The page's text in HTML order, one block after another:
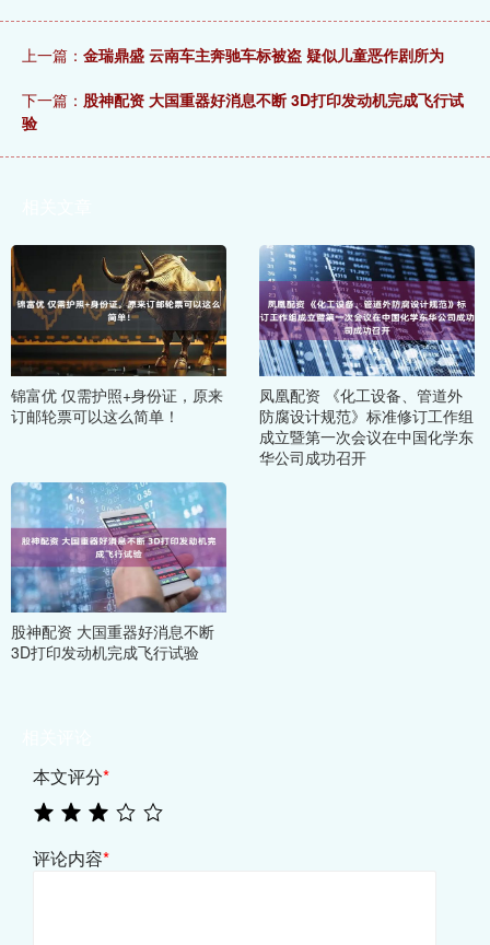
上一篇： 金瑞鼎盛 云南车主奔驰车标被盗 疑似儿童恶作剧所为
下一篇： 股神配资 大国重器好消息不断 3D打印发动机完成飞行试
验
锦富优 仅需护照+身份证，原来
订邮轮票可以这么简单！
凤凰配资 《化工设备、管道外
防腐设计规范》标准修订工作组
成立暨第一次会议在中国化学东
华公司成功召开
股神配资 大国重器好消息不断
3D打印发动机完成飞行试验
本文评分*
评论内容*